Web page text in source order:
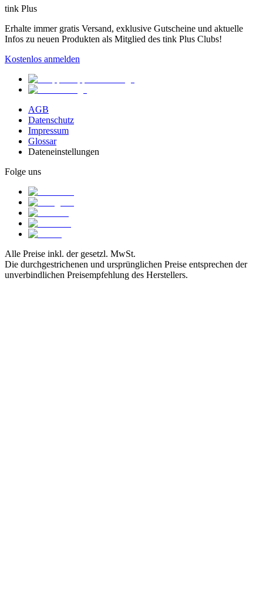
tink Plus
Erhalte immer gratis Versand, exklusive Gutscheine und aktuelle
Infos zu neuen Produkten als Mitglied des tink Plus Clubs!
Kostenlos anmelden
AGB
Datenschutz
Impressum
Glossar
Dateneinstellungen
Folge uns
Alle Preise inkl. der gesetzl. MwSt.
Die durchgestrichenen und ursprünglichen Preise entsprechen der
unverbindlichen Preisempfehlung des Herstellers.